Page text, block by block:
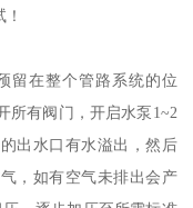
留在整个管路系统的位
所有阀门，开启水泵1~2
出水口有水溢出，然后
，如有空气未排出会产